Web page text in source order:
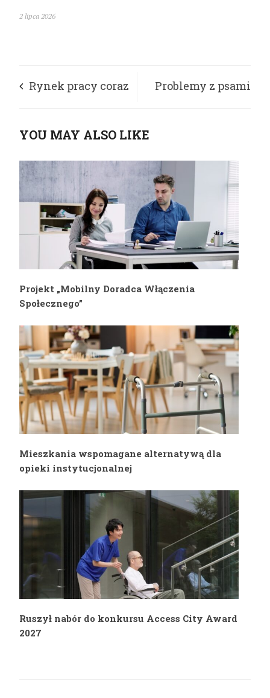
2 lipca 2026
Rynek pracy coraz
niepełnosprawnością
Problemy z psami
YOU MAY ALSO LIKE
Projekt „Mobilny Doradca Włączenia
Społecznego”
Mieszkania wspomagane alternatywą dla
opieki instytucjonalnej
Ruszył nabór do konkursu Access City Award
2027